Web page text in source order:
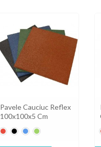
Pavele Cauciuc Reflex
100x100x5 Cm
RoșuNegruAlbastru
Verde